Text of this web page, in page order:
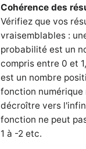
Cohérence des
Vérifiez que vos
vraisemblables :
probabilité est un
compris entre 0 et
est un nombre
fonction numérique
décroître vers
fonction ne peut
1 à -2 etc.